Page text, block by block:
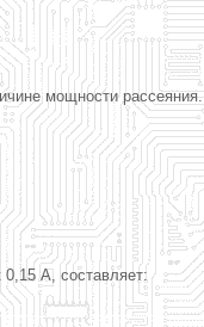
мощности рассеяния.
0,15 А, составляет: